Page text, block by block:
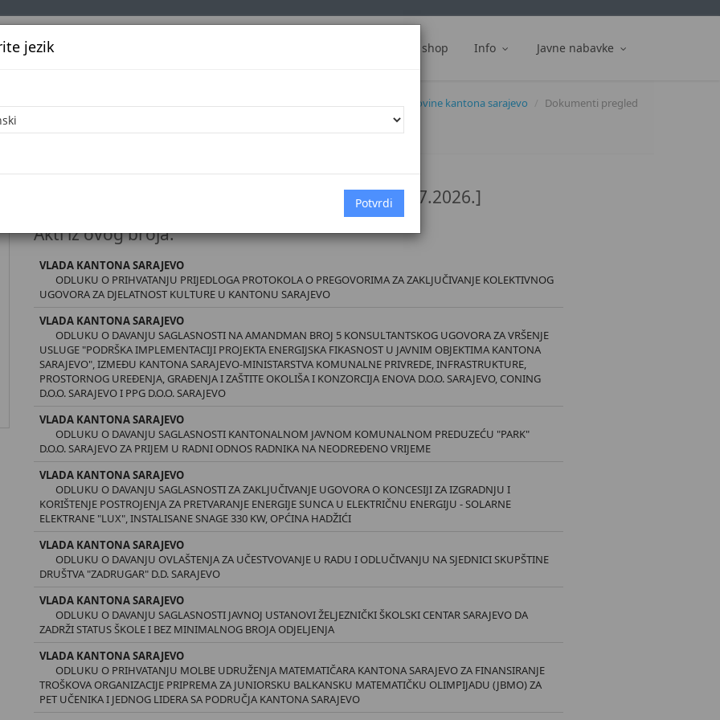
Službena glasila Web shop Info Javne nabavke
jezik
Početna Dokumenti službene novine kantona sarajevo Dokumenti pregled
Službene novine Kantona Sarajevo broj 26/26 [2.7.2026.]
Akti iz ovog broja:
VLADA KANTONA SARAJEVO
ODLUKU O PRIHVATANJU PRIJEDLOGA PROTOKOLA O PREGOVORIMA ZA ZAKLJUČIVANJE KOLEKTIVNOG
UGOVORA ZA DJELATNOST KULTURE U KANTONU SARAJEVO
VLADA KANTONA SARAJEVO
ODLUKU O DAVANJU SAGLASNOSTI NA AMANDMAN BROJ 5 KONSULTANTSKOG UGOVORA ZA VRŠENJE
USLUGE "PODRŠKA IMPLEMENTACIJI PROJEKTA ENERGIJSKA FIKASNOST U JAVNIM OBJEKTIMA KANTONA
SARAJEVO", IZMEĐU KANTONA SARAJEVO-MINISTARSTVA KOMUNALNE PRIVREDE, INFRASTRUKTURE,
PROSTORNOG UREĐENJA, GRAĐENJA I ZAŠTITE OKOLIŠA I KONZORCIJA ENOVA D.O.O. SARAJEVO, CONING
D.O.O. SARAJEVO I PPG D.O.O. SARAJEVO
VLADA KANTONA SARAJEVO
ODLUKU O DAVANJU SAGLASNOSTI KANTONALNOM JAVNOM KOMUNALNOM PREDUZEĆU "PARK"
D.O.O. SARAJEVO ZA PRIJEM U RADNI ODNOS RADNIKA NA NEODREĐENO VRIJEME
VLADA KANTONA SARAJEVO
ODLUKU O DAVANJU SAGLASNOSTI ZA ZAKLJUČIVANJE UGOVORA O KONCESIJI ZA IZGRADNJU I
KORIŠTENJE POSTROJENJA ZA PRETVARANJE ENERGIJE SUNCA U ELEKTRIČNU ENERGIJU - SOLARNE
ELEKTRANE "LUX", INSTALISANE SNAGE 330 KW, OPĆINA HADŽIĆI
VLADA KANTONA SARAJEVO
ODLUKU O DAVANJU OVLAŠTENJA ZA UČESTVOVANJE U RADU I ODLUČIVANJU NA SJEDNICI SKUPŠTINE
DRUŠTVA "ZADRUGAR" D.D. SARAJEVO
VLADA KANTONA SARAJEVO
ODLUKU O DAVANJU SAGLASNOSTI JAVNOJ USTANOVI ŽELJEZNIČKI ŠKOLSKI CENTAR SARAJEVO DA
ZADRŽI STATUS ŠKOLE I BEZ MINIMALNOG BROJA ODJELJENJA
VLADA KANTONA SARAJEVO
ODLUKU O PRIHVATANJU MOLBE UDRUŽENJA MATEMATIČARA KANTONA SARAJEVO ZA FINANSIRANJE
TROŠKOVA ORGANIZACIJE PRIPREMA ZA JUNIORSKU BALKANSKU MATEMATIČKU OLIMPIJADU (JBMO) ZA
PET UČENIKA I JEDNOG LIDERA SA PODRUČJA KANTONA SARAJEVO